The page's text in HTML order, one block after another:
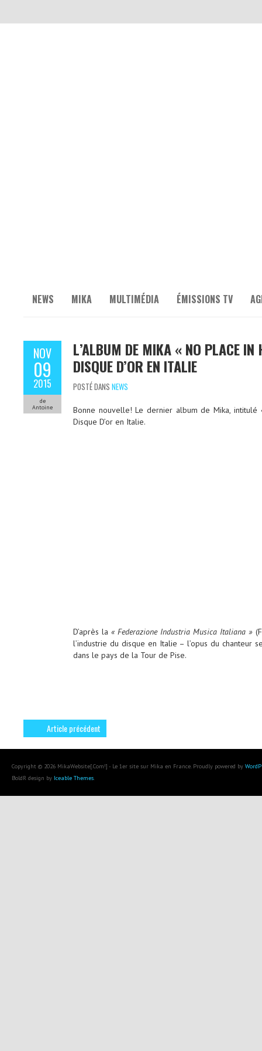
NEWS MIKA MULTIMÉDIA ÉMISSIONS TV
NOV
09
2015
de
Antoine
L’ALBUM DE MIKA « NO PLACE IN
DISQUE D’OR EN ITALIE
POSTÉ DANS NEWS
Bonne nouvelle! Le dernier album de Mika,
Disque D’or en Italie.
D’après la« Federazione Industria Musica Italiana »
l’industrie du disque en Italie – l’opus du chanteur
dans le pays de la Tour de Pise.
Article précédent
Copyright © 2026 MikaWebsite[.Com!] - Le 1er site sur Mika en France. Proudly powered by
BoldR design by Iceable Themes